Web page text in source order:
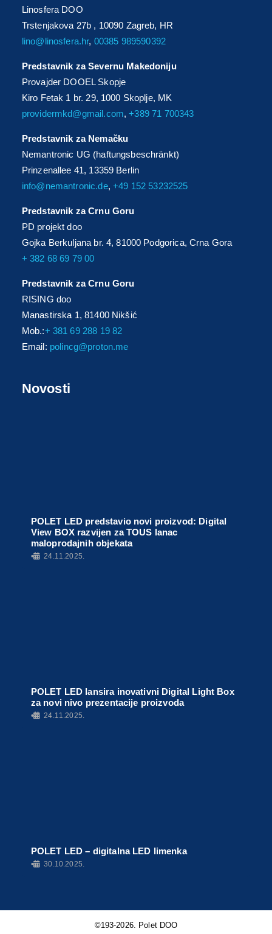
Linosfera DOO
Trstenjakova 27b , 10090 Zagreb, HR
lino@linosfera.hr, 00385 989590392
Predstavnik za Severnu Makedoniju
Provajder DOOEL Skopje
Kiro Fetak 1 br. 29, 1000 Skoplje, MK
providermkd@gmail.com,+389 71 700343
Predstavnik za Nemačku
Nemantronic UG (haftungsbeschränkt)
Prinzenallee 41, 13359 Berlin
info@nemantronic.de,+49 152 53232525
Predstavnik za Crnu Goru
PD projekt doo
Gojka Berkuljana br. 4, 81000 Podgorica, Crna Gora
+ 382 68 69 79 00
Predstavnik za Crnu Goru
RISING doo
Manastirska 1, 81400 Nikšić
Mob.:+ 381 69 288 19 82
Email: polincg@proton.me
Novosti
POLET LED predstavio novi proizvod: Digital
View BOX razvijen za TOUS lanac
maloprodajnih objekata
• 24.11.2025.
POLET LED lansira inovativni Digital Light Box
za novi nivo prezentacije proizvoda
• 24.11.2025.
POLET LED – digitalna LED limenka
• 30.10.2025.
©193-2026. Polet DOO